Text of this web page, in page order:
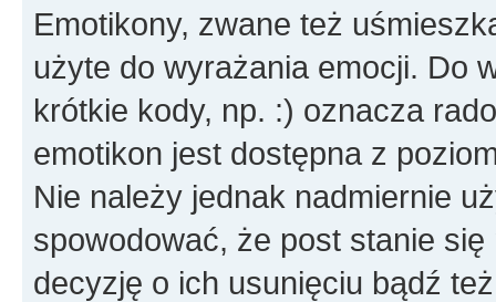
Emotikony, zwane też
użyte do wyrażania emocji. Do
krótkie kody, np. :) oznacza
emotikon jest dostępna z
Nie należy jednak nadmiernie
spowodować, że post stanie
decyzję o ich usunięciu bądź